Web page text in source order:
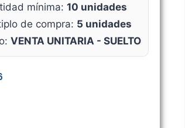
mínima: 10 unidades
de compra: 5 unidades
VENTA UNITARIA - SUELTO